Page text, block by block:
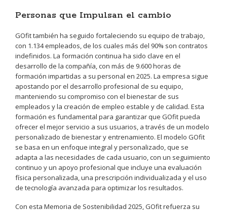
Personas que Impulsan el cambio
GOfit también ha seguido fortaleciendo su equipo de trabajo,
con 1.134 empleados, de los cuales más del 90% son contratos
indefinidos. La formación continua ha sido clave en el
desarrollo de la compañía, con más de 9.600 horas de
formación impartidas a su personal en 2025. La empresa sigue
apostando por el desarrollo profesional de su equipo,
manteniendo su compromiso con el bienestar de sus
empleados y la creación de empleo estable y de calidad. Esta
formación es fundamental para garantizar que GOfit pueda
ofrecer el mejor servicio a sus usuarios, a través de un modelo
personalizado de bienestar y entrenamiento. El modelo GOfit
se basa en un enfoque integral y personalizado, que se
adapta a las necesidades de cada usuario, con un seguimiento
continuo y un apoyo profesional que incluye una evaluación
física personalizada, una prescripción individualizada y el uso
de tecnología avanzada para optimizar los resultados.
Con esta Memoria de Sostenibilidad 2025, GOfit refuerza su